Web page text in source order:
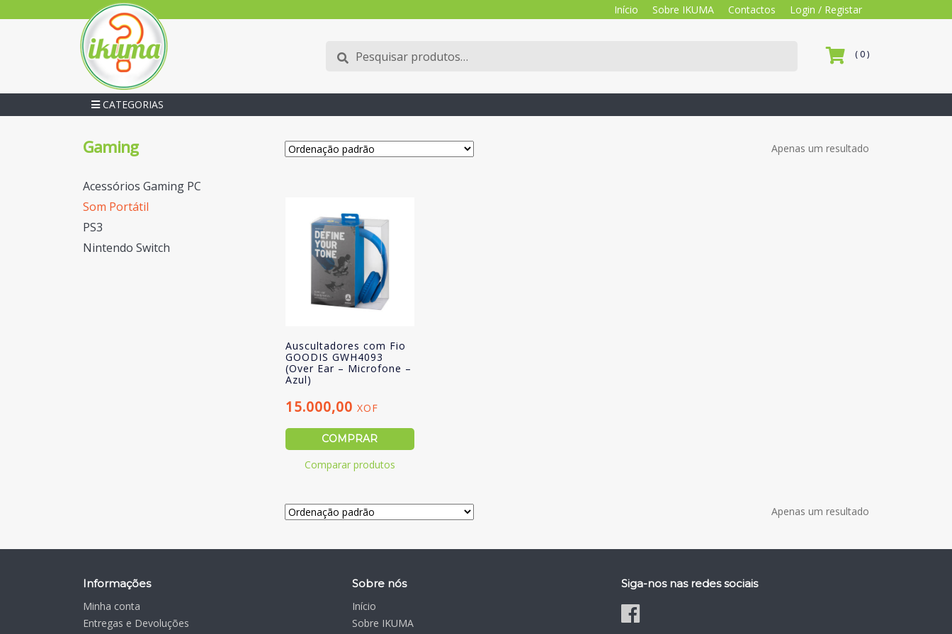
Início Sobre IKUMA Contactos Login / Registar
Pesquisar
por:
Pesquisa ( 0 )
CATEGORIAS
Apenas um resultado
Auscultadores com Fio
GOODIS GWH4093
(Over Ear – Microfone –
Azul)
15.000,00 XOF
COMPRAR
Comparar produtos
Apenas um resultado
Gaming
Acessórios Gaming PC
Som Portátil
PS3
Nintendo Switch
Informações
Minha conta
Entregas e Devoluções
Sobre nós
Início
Sobre IKUMA
Siga-nos nas redes sociais